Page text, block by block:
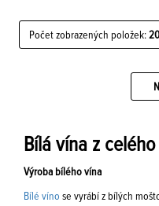
Počet zobrazených položek: 20
Bílá vína z
Výroba bílého vína
Bílé víno se vyrábí z bílých